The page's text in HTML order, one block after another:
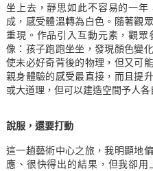
坐上去，靜思如此不容易的一
成，感受體溫轉為白色。隨著觀
重現。作品引入互動元素，觀
像：孩子跑跑坐坐，發現顏色變
使未必好奇背後的物理，但又可
親身體驗的感受最直接，而且提
或大道理，但可以建造空間予人各
說服，還要打動
這一趟藝術中心之旅，我明顯地
應、很快得出的結果，但我卻